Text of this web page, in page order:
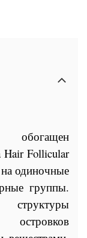
обогащен
Hair Follicular
на одиночные
группы.